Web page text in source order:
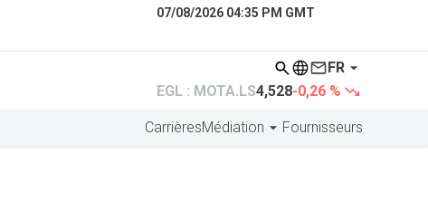
FR
07/08/2026 04:35 PM GMT
EGL : MOTA.LS4,528-0,26 %
CarrièresMédiation Fournisseurs